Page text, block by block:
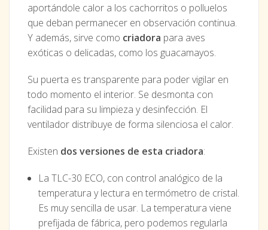
aportándole calor a los cachorritos o polluelos
que deban permanecer en observación continua.
Y además, sirve como criadora para aves
exóticas o delicadas, como los guacamayos.
Su puerta es transparente para poder vigilar en
todo momento el interior. Se desmonta con
facilidad para su limpieza y desinfección. El
ventilador distribuye de forma silenciosa el calor.
Existen dos versiones de esta criadora:
La TLC-30 ECO, con control analógico de la
temperatura y lectura en termómetro de cristal.
Es muy sencilla de usar. La temperatura viene
prefijada de fábrica, pero podemos regularla